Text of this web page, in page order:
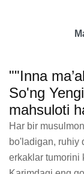
""Inna
So'ng
mahsuloti
Har bir
bo'ladigan, ruhiy
erkaklar tumorini